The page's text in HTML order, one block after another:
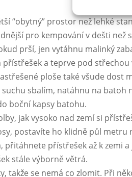
“obytný” prostor než lehké
pro kempování v dešti než
prší, jen vytáhnu malinký
a teprve pod
ploše také všude dost
suchu sbalím, natáhnu na
boční kapsy batohu.
jak vysoko nad zemí si
postavíte ho klidně půl metru
přitáhnete přístřešek až k zemi
stále výborně větrá.
takže se nemá co zlomit. Při